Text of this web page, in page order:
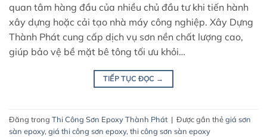
quan tâm hàng đầu của nhiều chủ đầu tư khi tiến hành
xây dựng hoặc cải tạo nhà máy công nghiệp. Xây Dựng
Thành Phát cung cấp dịch vụ sơn nền chất lượng cao,
giúp bảo vệ bề mặt bê tông tối ưu khỏi…
TIẾP TỤC ĐỌC →
Đăng trong Thi Công Sơn Epoxy Thành Phát | Được gắn thẻgiá sơn
sàn epoxy, giá thi công sơn epoxy, thi công sơn sàn epoxy